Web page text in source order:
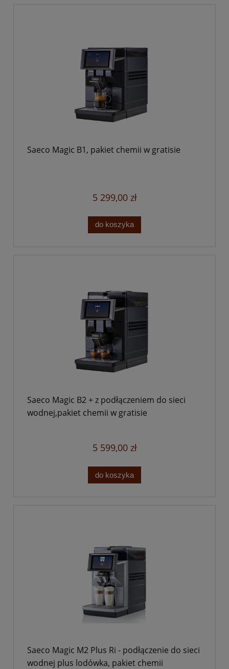
Saeco Magic B1, pakiet chemii w gratisie
5 299,00 zł
do koszyka
Saeco Magic B2 + z podłączeniem do sieci
wodnej,pakiet chemii w gratisie
5 599,00 zł
do koszyka
Saeco Magic M2 Plus Ri - podłączenie do sieci
wodnej plus lodówka, pakiet chemii